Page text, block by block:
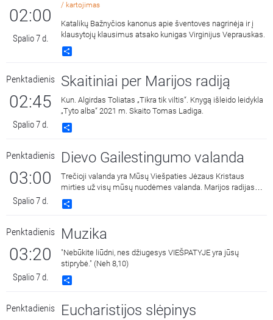
02:00
Spalio 7 d.
/ kartojimas
Katalikų Bažnyčios kanonus apie šventoves nagrinėja ir į
klausytojų klausimus atsako kunigas Virginijus Veprauskas.
Penktadienis
02:45
Spalio 7 d.
Skaitiniai per Marijos radiją
Kun. Algirdas Toliatas „Tikra tik viltis“. Knygą išleido leidykla
„Tyto alba“ 2021 m. Skaito Tomas Ladiga.
Penktadienis
03:00
Spalio 7 d.
Dievo Gailestingumo valanda
Trečioji valanda yra Mūsų Viešpaties Jėzaus Kristaus
mirties už visų mūsų nuodėmes valanda. Marijos radijas
kasdien 15:00 ir 3:00 kviečia melstis drauge kalbant Dievo
Gailestingumo vainikėlį ir litaniją bei pasiklausyti ištraukų iš
Dievo Gailestingumo šventovės Vilniuje, kur saugomas ir
pagal šv. Faustinos regėjimus.
Penktadienis
03:20
Spalio 7 d.
Muzika
"Nebūkite liūdni, nes džiugesys VIEŠPATYJE yra jūsų
stiprybė." (Neh 8,10)
Penktadienis Eucharistijos slėpinys